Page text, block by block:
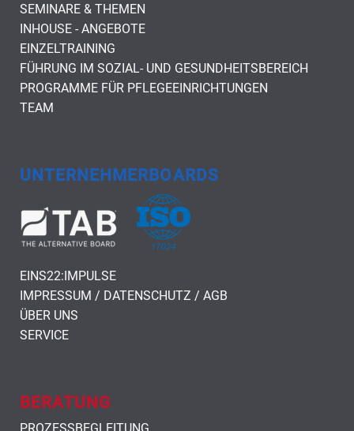
SEMINARE & THEMEN
INHOUSE - ANGEBOTE
EINZELTRAINING
FÜHRUNG IM SOZIAL- UND GESUNDHEITSBEREICH
PROGRAMME FÜR PFLEGEEINRICHTUNGEN
TEAM
UNTERNEHMERBOARDS
UNTERNEHMERBOARDS
EINS22:IMPULSE
IMPRESSUM / DATENSCHUTZ / AGB
ÜBER UNS
SERVICE
BERATUNG
BERATUNG
PROZESSBEGLEITUNG